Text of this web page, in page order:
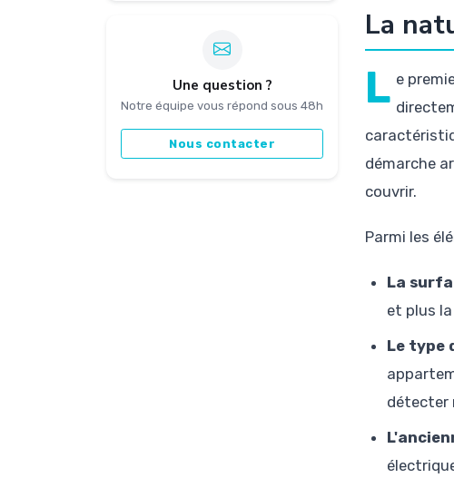
Une question ?
Notre équipe vous répond sous 48h
Nous contacter
La
L e
démarche
couvrir.
Parmi les
La
et plus
Le type
détecter